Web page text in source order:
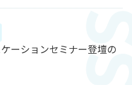
ケーションセミナー登壇の